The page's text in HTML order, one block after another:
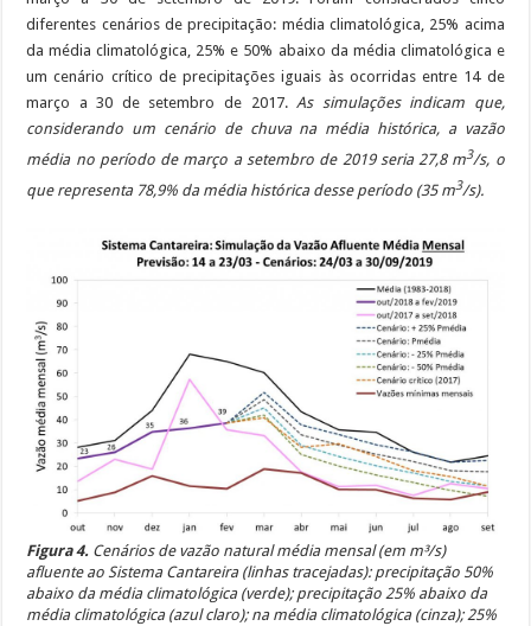
diferentes cenários de precipitação: média climatológica, 25% acima
da média climatológica, 25% e 50% abaixo da média climatológica e
um cenário crítico de precipitações iguais às ocorridas entre 14 de
março a 30 de setembro de 2017.As simulações indicam que,
considerando um cenário de chuva na média histórica, a vazão
média no período de março a setembro de 2019 seria 27,8 m3/s, o
que representa 78,9% da média histórica desse período (35 m3/s).
Figura 4. Cenários de vazão natural média mensal (em m³/s)
afluente ao Sistema Cantareira (linhas tracejadas): precipitação 50%
abaixo da média climatológica (verde); precipitação 25% abaixo da
média climatológica (azul claro); na média climatológica (cinza); 25%